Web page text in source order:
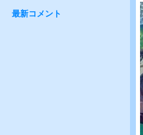
最新コメント